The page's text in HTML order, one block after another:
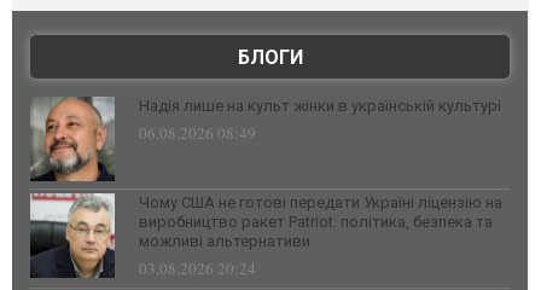
БЛОГИ
Надія лише на культ жінки в українській культурі
06.08.2026 08:49
Чому США не готові передати Україні ліцензію на
виробництво ракет Patriot: політика, безпека та
можливі альтернативи
03.08.2026 20:24